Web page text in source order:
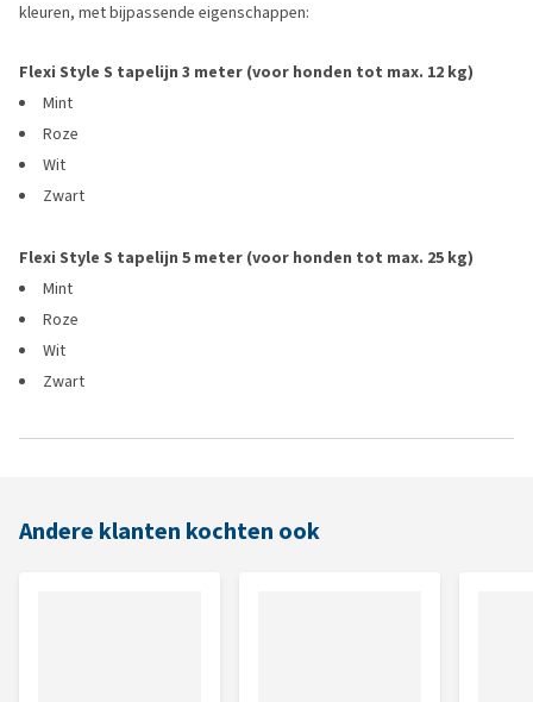
kleuren, met bijpassende eigenschappen:
Flexi Style S tapelijn 3 meter (voor honden tot max. 12 kg)
Mint
Roze
Wit
Zwart
Flexi Style S tapelijn 5 meter (voor honden tot max. 25 kg)
Mint
Roze
Wit
Zwart
Andere klanten kochten ook